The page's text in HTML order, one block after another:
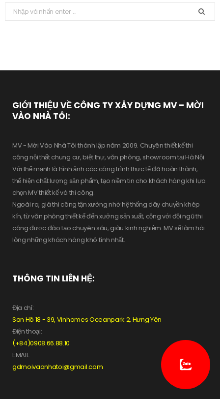
ì
ế
GIỚI THIỆU VỀ CÔNG TY XÂY DỰNG MV – MỜI
VÀO NHÀ TÔI:
MV - Mời Vào Nhà Tôi thành lập năm 2009. Chuyên thiết kế thi
công nội thất chung cư, biệt thự, văn phòng, showroom tại Hà Nội
Với thế mạnh là hình ảnh các công trình thực tế đã hoàn thành,
thể hiện chất lượng sản phẩm, tạo niềm tin cho khách hàng khi lựa
chọn MV thiết kế và thi công.
Ngoài ra, giá thi công tận xưởng nhờ hệ thống dây chuyền khép
kín, từ văn phòng thiết kế đến xưởng sản xuất, cộng với đội ngũ thi
công được đào tạo chuyên sâu, giàu kinh nghiệm. MV sẽ làm hài
lòng những khách hàng khó tính nhất.
THÔNG TIN LIÊN HỆ:
Địa chỉ:
San Hô 18 - 39, Vinhomes Oceanpark 2, Hưng Yên
Điện thoại:
(+84)0908.66.88.10
EMAIL:
gdmoivaonhatoi@gmail.com